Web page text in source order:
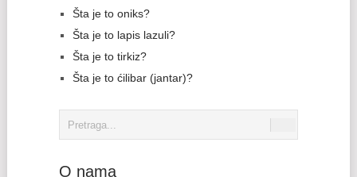
Šta je to oniks?
Šta je to lapis lazuli?
Šta je to tirkiz?
Šta je to ćilibar (jantar)?
O nama